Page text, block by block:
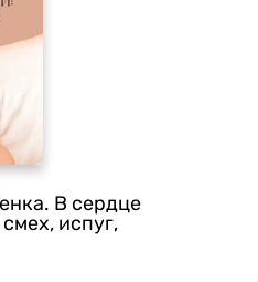
В сердце
испуг,